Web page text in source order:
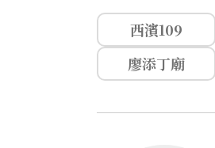
西濱109
廖添丁廟